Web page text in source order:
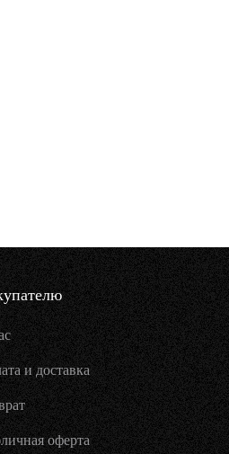
и доставка
оферта